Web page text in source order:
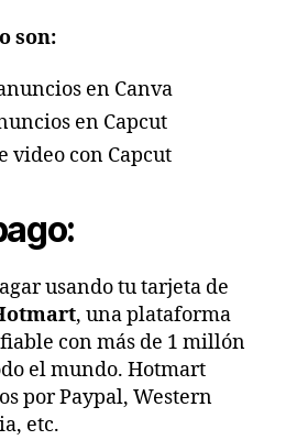
son:
en Canva
en Capcut
video con Capcut
usando tu tarjeta de
, una plataforma
con más de 1 millón
el mundo. Hotmart
por Paypal, Western
etc.